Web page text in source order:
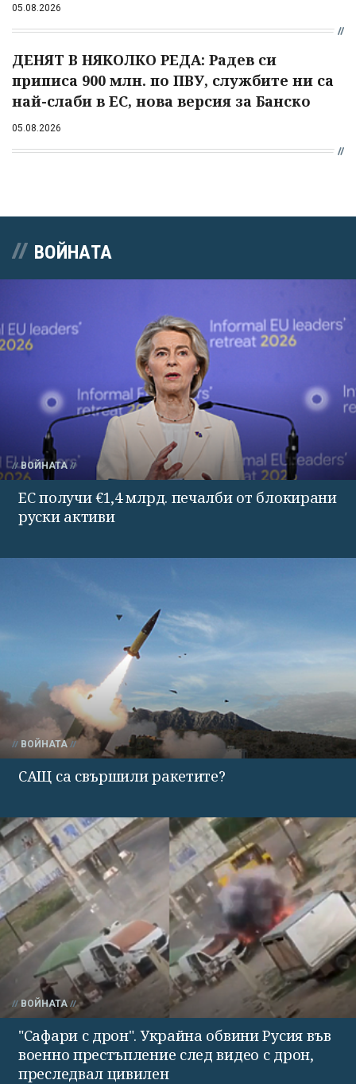
05.08.2026
ДЕНЯТ В НЯКОЛКО РЕДА: Радев си
приписа 900 млн. по ПВУ, службите ни са
най-слаби в ЕС, нова версия за Банско
05.08.2026
ВОЙНАТА
ВОЙНАТА
ЕС получи €1,4 млрд. печалби от блокирани
руски активи
ВОЙНАТА
САЩ са свършили ракетите?
ВОЙНАТА
"Сафари с дрон". Украйна обвини Русия във
военно престъпление след видео с дрон,
преследвал цивилен